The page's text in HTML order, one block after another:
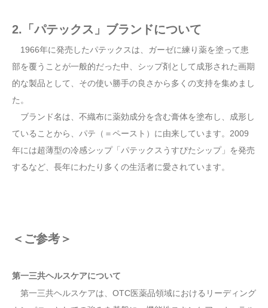
2.「パテックス」ブランドについて
1966年に発売したパテックスは、ガーゼに練り薬を塗って患
部を覆うことが一般的だった中、シップ剤として成形された画期
的な製品として、その使い勝手の良さから多くの支持を集めまし
た。
ブランド名は、不織布に薬効成分を含む膏体を塗布し、成形し
ていることから、パテ（＝ペースト）に由来しています。2009
年には超薄型の冷感シップ「パテックスうすぴたシップ」を発売
するなど、長年にわたり多くの生活者に愛されています。
＜ご参考＞
第一三共ヘルスケアについて
第一三共ヘルスケアは、OTC医薬品領域におけるリーディング